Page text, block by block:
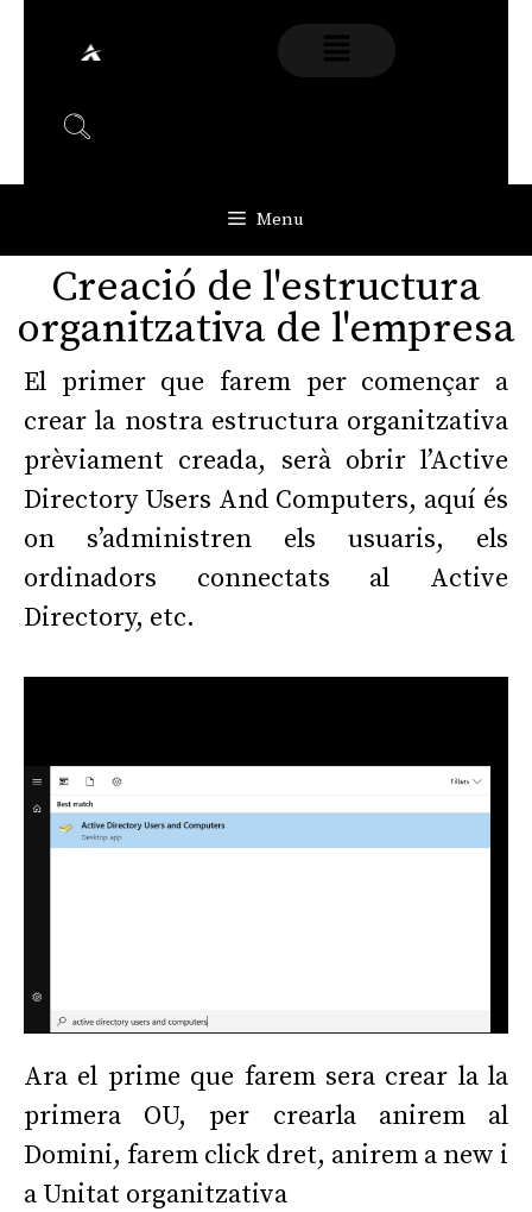
Menu
Creació de l'estructura
organitzativa de l'empresa
El primer que farem per començar a
crear la nostra estructura organitzativa
prèviament creada, serà obrir l’Active
Directory Users And Computers, aquí és
on s’administren els usuaris, els
ordinadors connectats al Active
Directory, etc.
Ara el prime que farem sera crear la la
primera OU, per crearla anirem al
Domini, farem click dret, anirem a new i
a Unitat organitzativa